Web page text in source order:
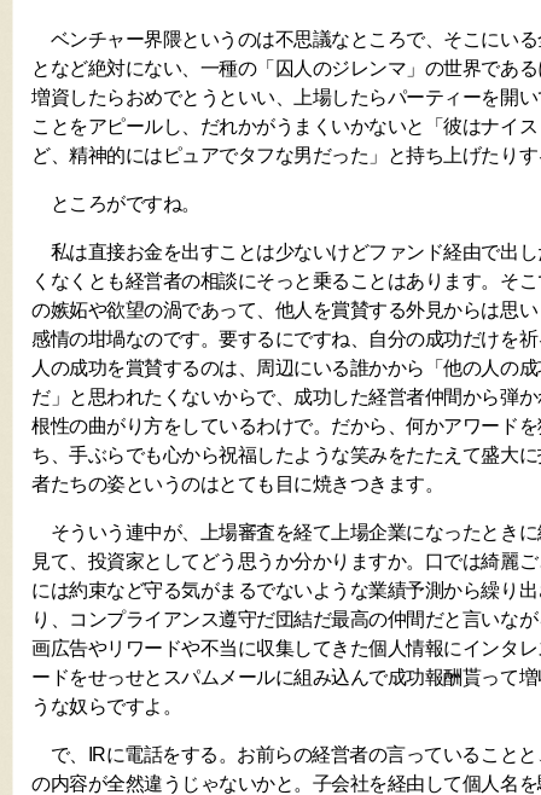
ベンチャー界隈というのは不思議なところで、そこにい
となど絶対にない、一種の「囚人のジレンマ」の世界であ
増資したらおめでとうといい、上場したらパーティーを開
ことをアピールし、だれかがうまくいかないと「彼はナイ
ど、精神的にはピュアでタフな男だった」と持ち上げたり
ところがですね。
私は直接お金を出すことは少ないけどファンド経由で出
くなくとも経営者の相談にそっと乗ることはあります。そ
の嫉妬や欲望の渦であって、他人を賞賛する外見からは思
感情の坩堝なのです。要するにですね、自分の成功だけを
人の成功を賞賛するのは、周辺にいる誰かから「他の人の
だ」と思われたくないからで、成功した経営者仲間から弾
根性の曲がり方をしているわけで。だから、何かアワード
ち、手ぶらでも心から祝福したような笑みをたたえて盛大
者たちの姿というのはとても目に焼きつきます。
そういう連中が、上場審査を経て上場企業になったとき
見て、投資家としてどう思うか分かりますか。口では綺麗
には約束など守る気がまるでないような業績予測から繰り
り、コンプライアンス遵守だ団結だ最高の仲間だと言いな
画広告やリワードや不当に収集してきた個人情報にインタ
ードをせっせとスパムメールに組み込んで成功報酬貰って
うな奴らですよ。
で、IRに電話をする。お前らの経営者の言っていること
の内容が全然違うじゃないかと。子会社を経由して個人名